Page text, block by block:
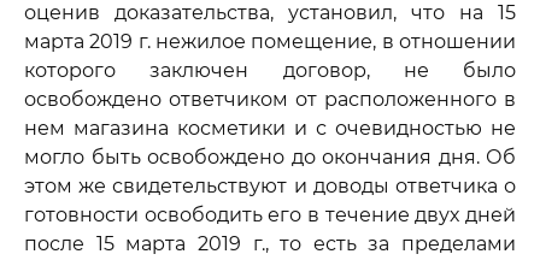
оценив доказательства, установил, что на 15
марта 2019 г. нежилое помещение, в отношении
которого заключен договор, не было
освобождено ответчиком от расположенного в
нем магазина косметики и с очевидностью не
могло быть освобождено до окончания дня. Об
этом же свидетельствуют и доводы ответчика о
готовности освободить его в течение двух дней
после 15 марта 2019 г., то есть за пределами